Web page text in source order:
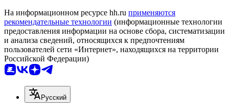
На информационном ресурсе hh.ru применяются
рекомендательные технологии (информационные технологии
предоставления информации на основе сбора, систематизации
и анализа сведений, относящихся к предпочтениям
пользователей сети «Интернет», находящихся на территории
Российской Федерации)
Русский